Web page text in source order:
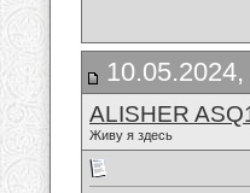
ALISHER
Живу я здесь